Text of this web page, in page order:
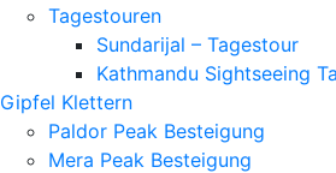
Tagestouren
Sundarijal – Tagestour
Kathmandu Sightseeing
Gipfel Klettern
Paldor Peak Besteigung
Mera Peak Besteigung